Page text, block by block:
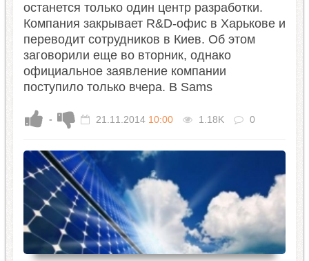
останется только один центр разработки.
Компания закрывает R&D-офис в Харькове и
переводит сотрудников в Киев. Об этом
заговорили еще во вторник, однако
официальное заявление компании
поступило только вчера. В Sams
- 21.11.2014 10:00 1.18K 0